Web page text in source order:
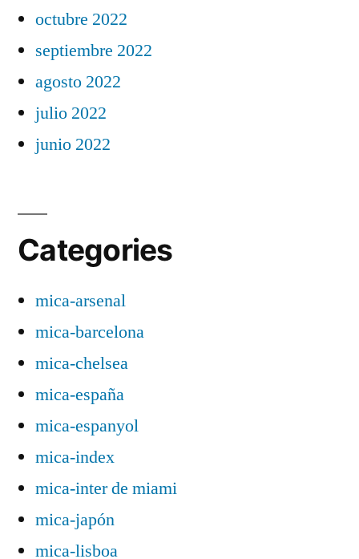
octubre 2022
septiembre 2022
agosto 2022
julio 2022
junio 2022
Categories
mica-arsenal
mica-barcelona
mica-chelsea
mica-españa
mica-espanyol
mica-index
mica-inter de miami
mica-japón
mica-lisboa